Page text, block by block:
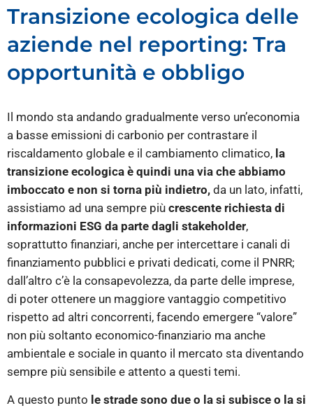
Transizione ecologica delle
aziende nel reporting: Tra
opportunità e obbligo
Il mondo sta andando gradualmente verso un’economia
a basse emissioni di carbonio per contrastare il
riscaldamento globale e il cambiamento climatico, la
transizione ecologica è quindi una via che abbiamo
imboccato e non si torna più indietro, da un lato, infatti,
assistiamo ad una sempre più crescente richiesta di
informazioni ESG da parte dagli stakeholder,
soprattutto finanziari, anche per intercettare i canali di
finanziamento pubblici e privati dedicati, come il PNRR;
dall’altro c’è la consapevolezza, da parte delle imprese,
di poter ottenere un maggiore vantaggio competitivo
rispetto ad altri concorrenti, facendo emergere “valore”
non più soltanto economico-finanziario ma anche
ambientale e sociale in quanto il mercato sta diventando
sempre più sensibile e attento a questi temi.
A questo punto le strade sono due o la si subisce o la si